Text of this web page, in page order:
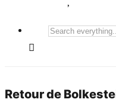
Search
Retour de